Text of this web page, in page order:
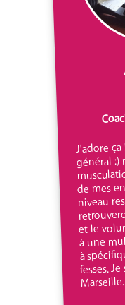
J'adore
général :)
de mes
niveau
et le
à une
à
fesses.
Marseille.